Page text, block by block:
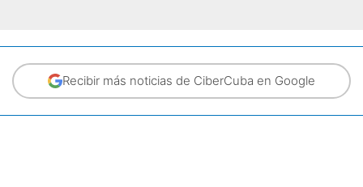
Recibir más noticias de CiberCuba en Google